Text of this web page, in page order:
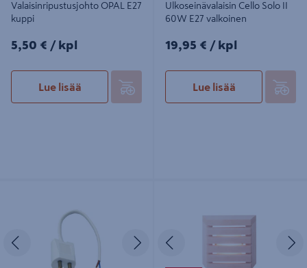
Valaisinripustusjohto OPAL E27
kuppi
5,50€/kpl
5,50 € / kpl
Lue lisää
Ulkoseinävalaisin Cello Solo II
60W E27 valkoinen
19,95€/kpl
19,95 € / kpl
Lue lisää
SeuraavaEdellinen